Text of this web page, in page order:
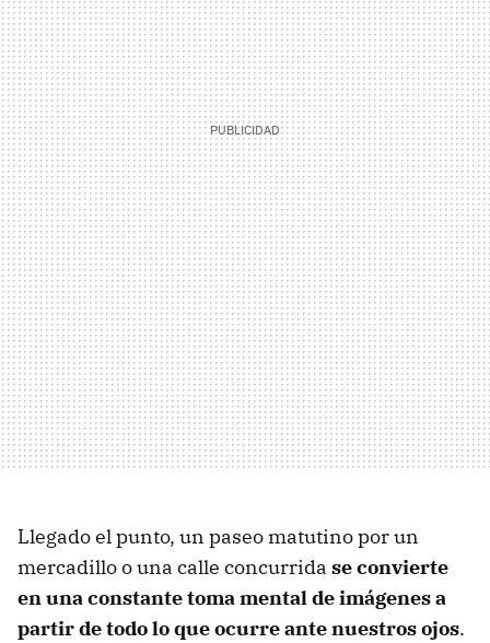
Llegado el punto, un paseo matutino por un
mercadillo o una calle concurrida se convierte
en una constante toma mental de imágenes a
partir de todo lo que ocurre ante nuestros ojos.